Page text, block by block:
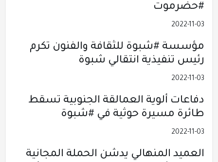
#حضرموت
2022-11-03
مؤسسة #شبوة للثقافة والفنون تكرم
رئيس تنفيذية انتقالي شبوة
2022-11-03
دفاعات ألوية العمالقة الجنوبية تسقط
طائرة مسيرة حوثية في #شبوة
2022-11-03
العميد المنهالي يدشن الحملة المجانية